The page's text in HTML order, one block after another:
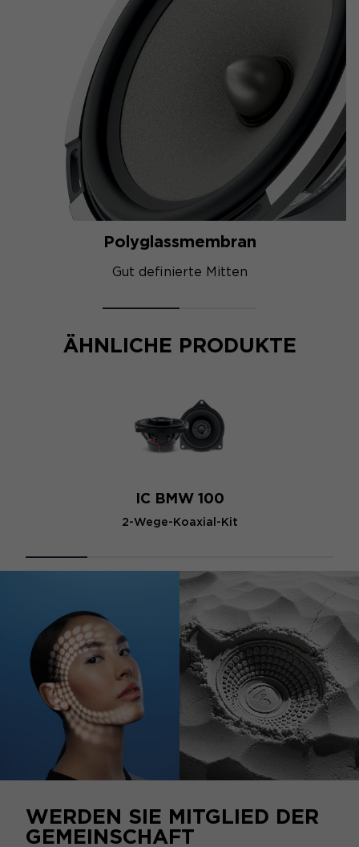
Polyglassmembran
Gut definierte Mitten
ÄHNLICHE PRODUKTE
IC BMW 100
2-Wege-Koaxial-Kit
WERDEN SIE MITGLIED DER
GEMEINSCHAFT